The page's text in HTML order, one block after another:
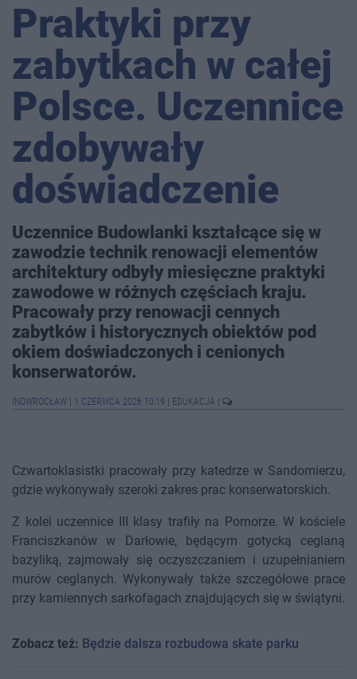
Praktyki przy
zabytkach w całej
Polsce. Uczennice
zdobywały
doświadczenie
Uczennice Budowlanki kształcące się w
zawodzie technik renowacji elementów
architektury odbyły miesięczne praktyki
zawodowe w różnych częściach kraju.
Pracowały przy renowacji cennych
zabytków i historycznych obiektów pod
okiem doświadczonych i cenionych
konserwatorów.
INOWROCŁAW 1 CZERWCA 2026 10:19 EDUKACJA
Czwartoklasistki pracowały przy katedrze w Sandomierzu,
gdzie wykonywały szeroki zakres prac konserwatorskich.
Z kolei uczennice III klasy trafiły na Pomorze. W kościele
Franciszkanów w Darłowie, będącym gotycką ceglaną
bazyliką, zajmowały się oczyszczaniem i uzupełnianiem
murów ceglanych. Wykonywały także szczegółowe prace
przy kamiennych sarkofagach znajdujących się w świątyni.
Zobacz też: Będzie dalsza rozbudowa skate parku